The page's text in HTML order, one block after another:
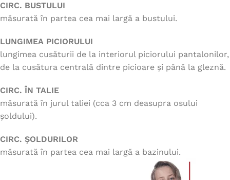
CIRC. BUSTULUI
măsurată în partea cea mai largă a bustului.
LUNGIMEA PICIORULUI
lungimea cusăturii de la interiorul piciorului pantalonilor,
de la cusătura centrală dintre picioare și până la gleznă.
CIRC. ÎN TALIE
măsurată în jurul taliei (cca 3 cm deasupra osului
șoldului).
CIRC. ȘOLDURILOR
măsurată în partea cea mai largă a bazinului.